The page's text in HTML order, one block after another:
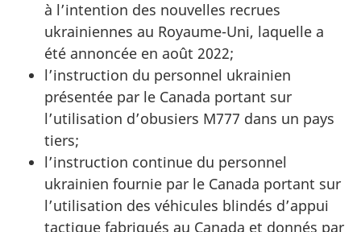
à l’intention des nouvelles recrues
ukrainiennes au Royaume-Uni, laquelle a
été annoncée en août 2022;
l’instruction du personnel ukrainien
présentée par le Canada portant sur
l’utilisation d’obusiers M777 dans un pays
tiers;
l’instruction continue du personnel
ukrainien fournie par le Canada portant sur
l’utilisation des véhicules blindés d’appui
tactique fabriqués au Canada et donnés par